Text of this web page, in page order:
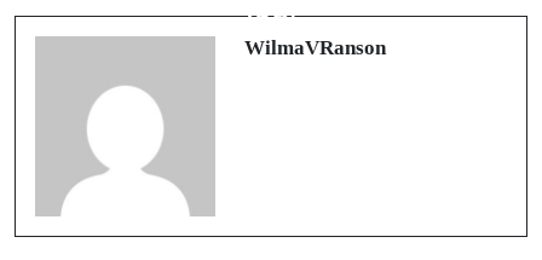
혁신
WilmaVRanson